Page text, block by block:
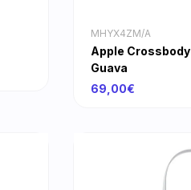
MHYX4ZM/A
Apple
Guava
69,00€